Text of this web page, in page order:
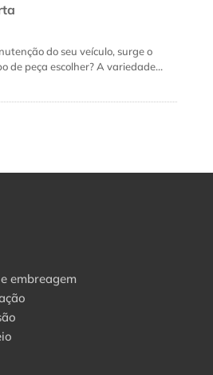
do seu veículo, surge o
de peça escolher? A variedade…
embreagem